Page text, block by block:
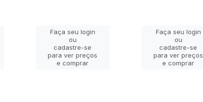
Faça seu login
ou
cadastre-se
para ver preços
e comprar
Faça seu login
ou
cadastre-se
para ver preços
e comprar